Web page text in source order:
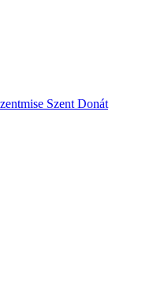
Szent Donát